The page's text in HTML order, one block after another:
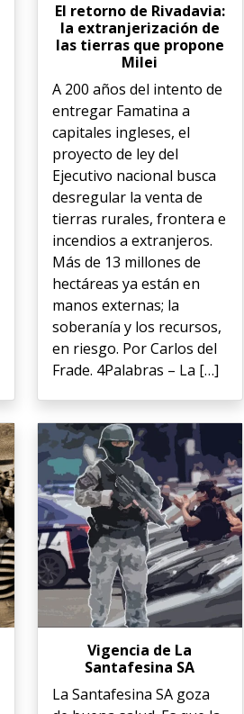
El retorno de Rivadavia:
la extranjerización de
las tierras que propone
Milei
A 200 años del intento de
entregar Famatina a
capitales ingleses, el
proyecto de ley del
Ejecutivo nacional busca
desregular la venta de
tierras rurales, frontera e
incendios a extranjeros.
Más de 13 millones de
hectáreas ya están en
manos externas; la
soberanía y los recursos,
en riesgo. Por Carlos del
Frade. 4Palabras – La […]
Vigencia de La
Santafesina SA
La Santafesina SA goza